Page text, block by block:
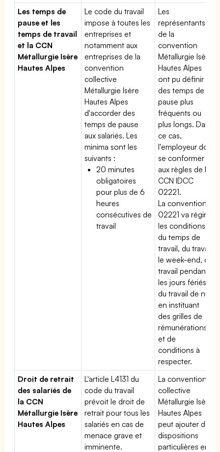
Les temps de
pause et les
temps de travail
et la CCN
Métallurgie Isère
Hautes Alpes
Le code du travail
impose à toutes les
entreprises et
notamment aux
entreprises de la
convention
collective
Métallurgie Isère
Hautes Alpes
d'accorder des
temps de pause
aux salariés. Les
minima sont les
suivants :
20 minutes
obligatoires
pour plus de 6
heures
consécutives de
travail
Les
représentants
de la
convention
Métallurgie Isère
Hautes Alpes
ont pu définir
des temps de
pause plus
fréquents ou
plus longs. Dans
ce cas,
l'employeur doit
se conformer
aux règles de la
CCN IDCC
02221.
La convention
02221 va régir
les conditions
du temps de
travail, du travail
le week-end, du
travail pendant
les jours fériés,
du travail de nuit
en instituant
des grilles de
rémunérations
et de
conditions à
respecter.
Droit de retrait
des salariés de
la CCN
Métallurgie Isère
Hautes Alpes
L'article L4131 du
code du travail
prévoit le droit de
retrait pour tous les
salariés en cas de
menace grave et
imminente.
La convention
collective
Métallurgie Isère
Hautes Alpes
peut ajouter des
dispositions
particulières en